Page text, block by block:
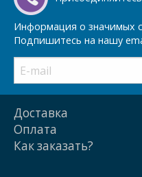
Информация о значимых
Подпишитесь на нашу
Доставка
Оплата
Как заказать?